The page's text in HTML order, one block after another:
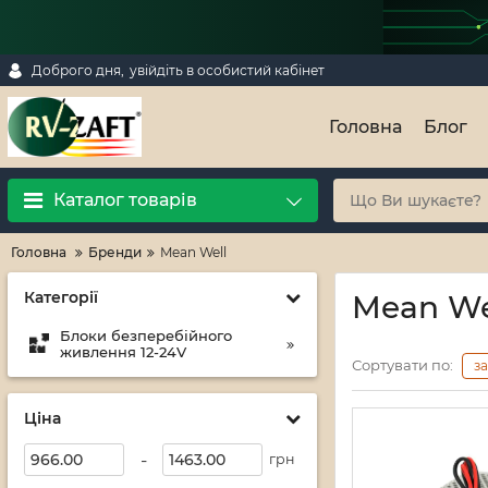
Доброго дня, увійдіть в особистий кабінет
Головна Блог
Каталог товарів
Головна Бренди Mean Well
Категорії
Блоки безперебійного
живлення 12-24V
Ціна
- грн
Mean
Сортувати по: